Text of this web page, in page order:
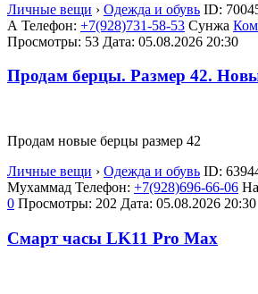
Личные вещи › Одежда и обувь ID:
А Телефон: +7(928)731-58-53 Сунжа
Просмотры: 53 Дата: 05.08.2026 20:30
Продам берцы. Размер 42.
Продам новые берцы размер 42
Личные вещи › Одежда и обувь ID:
Мухаммад Телефон: +7(928)696-66-06
0 Просмотры: 202 Дата: 05.08.2026 20:30
Смарт часы LK11 Pro Max